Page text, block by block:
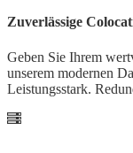
Zuverlässige
Geben Sie Ihrem
unserem modernen
Leistungsstark.